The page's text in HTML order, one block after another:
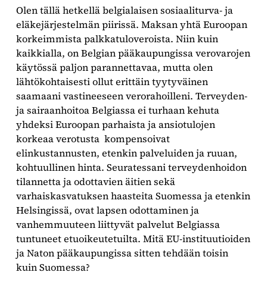
Olen tällä hetkellä belgialaisen sosiaaliturva- ja
eläkejärjestelmän piirissä. Maksan yhtä Euroopan
korkeimmista palkkatuloveroista. Niin kuin
kaikkialla, on Belgian pääkaupungissa verovarojen
käytössä paljon parannettavaa, mutta olen
lähtökohtaisesti ollut erittäin tyytyväinen
saamaani vastineeseen verorahoilleni. Terveyden-
ja sairaanhoitoa Belgiassa ei turhaan kehuta
yhdeksi Euroopan parhaista ja ansiotulojen
korkeaa verotusta kompensoivat
elinkustannusten, etenkin palveluiden ja ruuan,
kohtuullinen hinta. Seuratessani terveydenhoidon
tilannetta ja odottavien äitien sekä
varhaiskasvatuksen haasteita Suomessa ja etenkin
Helsingissä, ovat lapsen odottaminen ja
vanhemmuuteen liittyvät palvelut Belgiassa
tuntuneet etuoikeutetuilta. Mitä EU-instituutioiden
ja Naton pääkaupungissa sitten tehdään toisin
kuin Suomessa?